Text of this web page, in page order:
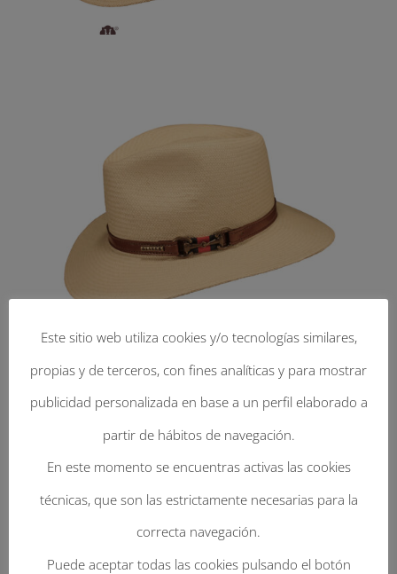
Tu dirección de correo electrónico no será
publicada.
Los campos obligatorios están
Este sitio web utiliza cookies y/o tecnologías similares,
propias y de terceros, con fines analíticas y para mostrar
publicidad personalizada en base a un perfil elaborado a
partir de hábitos de navegación.
En este momento se encuentras activas las cookies
técnicas, que son las estrictamente necesarias para la
correcta navegación.
Puede aceptar todas las cookies pulsando el botón